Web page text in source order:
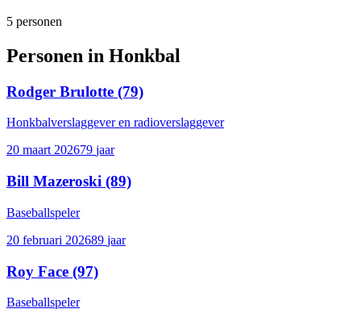
5 personen
Personen in Honkbal
Rodger Brulotte (79)
Honkbalverslaggever en radioverslaggever
20 maart 202679 jaar
Bill Mazeroski (89)
Baseballspeler
20 februari 202689 jaar
Roy Face (97)
Baseballspeler